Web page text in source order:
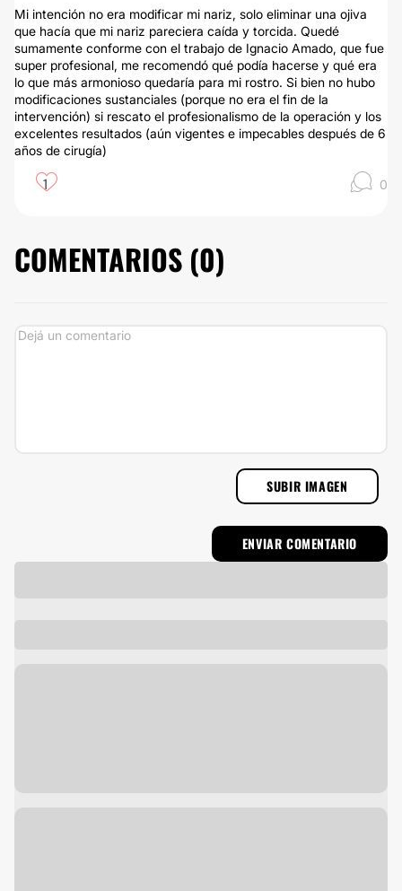
Mi intención no era modificar mi nariz, solo eliminar una ojiva
que hacía que mi nariz pareciera caída y torcida. Quedé
sumamente conforme con el trabajo de Ignacio Amado, que fue
super profesional, me recomendó qué podía hacerse y qué era
lo que más armonioso quedaría para mi rostro. Si bien no hubo
modificaciones sustanciales (porque no era el fin de la
intervención) si rescato el profesionalismo de la operación y los
excelentes resultados (aún vigentes e impecables después de 6
años de cirugía)
1 0
COMENTARIOS (0)
SUBIR IMAGEN